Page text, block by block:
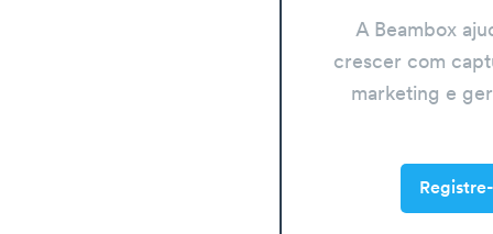
A Beambox
crescer com
marketing e